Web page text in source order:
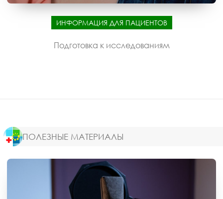
ИНФОРМАЦИЯ ДЛЯ ПАЦИЕНТОВ
Подготовка к исследованиям
ПОЛЕЗНЫЕ МАТЕРИАЛЫ